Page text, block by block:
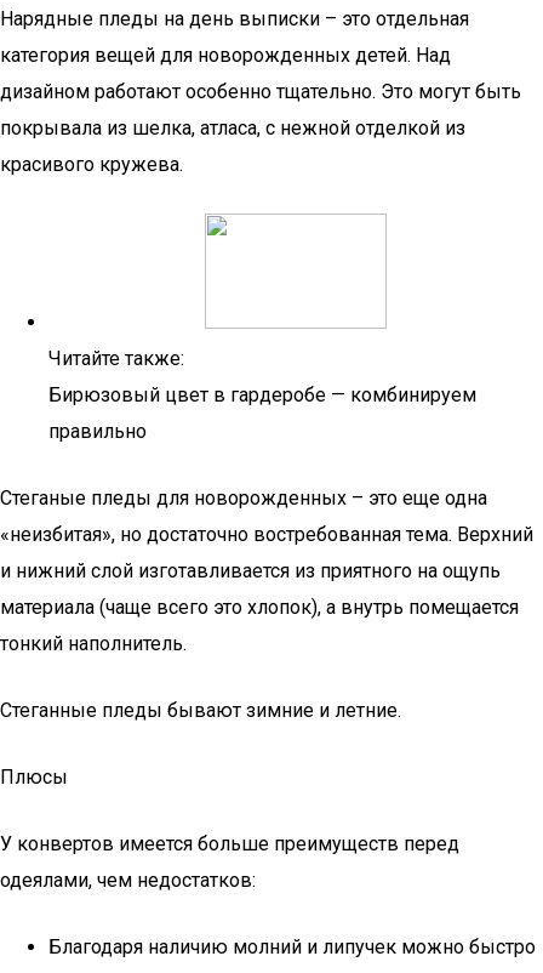
Нарядные пледы на день выписки – это отдельная
категория вещей для новорожденных детей. Над
дизайном работают особенно тщательно. Это могут быть
покрывала из шелка, атласа, с нежной отделкой из
красивого кружева.
Читайте также:
Бирюзовый цвет в гардеробе — комбинируем
правильно
Стеганые пледы для новорожденных – это еще одна
«неизбитая», но достаточно востребованная тема. Верхний
и нижний слой изготавливается из приятного на ощупь
материала (чаще всего это хлопок), а внутрь помещается
тонкий наполнитель.
Стеганные пледы бывают зимние и летние.
Плюсы
У конвертов имеется больше преимуществ перед
одеялами, чем недостатков:
Благодаря наличию молний и липучек можно быстро